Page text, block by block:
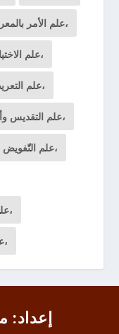
علم الأمر بالمعروف والنهي عن المنكر،
علم الاختيار،
علم التعريض بالخير،
علم التقديس وأسبابه وأنواعه،
علم التّفويض والتسليم في النّفوس،
علم الحل والعقد،
علم الداء الإلهي،
إعداد: